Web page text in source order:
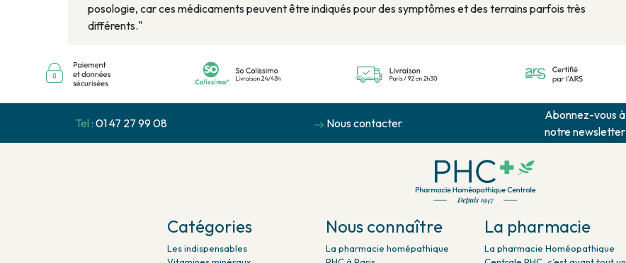
posologie, car ces médicaments peuvent être indiqués pour des symptômes et des terrains parfois très
différents."
Tel : 01 47 27 99 08 Nous contacter
Abonnez-vous à
notre newsletter
Catégories
Les indispensables
Nous connaître
La pharmacie homépathique
La pharmacie
La pharmacie Homéopathique